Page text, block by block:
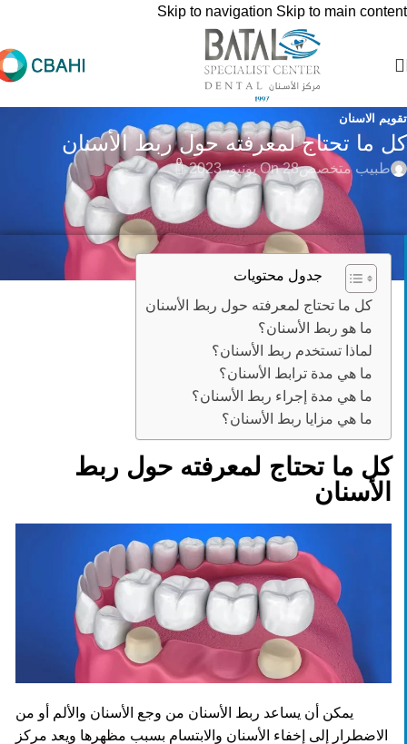
Skip to navigation Skip to main content
تقويم الاسنان
كل ما تحتاج لمعرفته حول ربط الأسنان
طبيب متخصصOn 28 يونيو، 2023 0
جدول محتويات
كل ما تحتاج لمعرفته حول ربط الأسنان
ما هو ربط الأسنان؟
لماذا تستخدم ربط الأسنان؟
ما هي مدة ترابط الأسنان؟
ما هي مدة إجراء ربط الأسنان؟
ما هي مزايا ربط الأسنان؟
كل ما تحتاج لمعرفته حول ربط
الأسنان
يمكن أن يساعد ربط الأسنان من وجع الأسنان والألم أو من
الاضطرار إلى إخفاء الأسنان والابتسام بسبب مظهرها ويعد مركز